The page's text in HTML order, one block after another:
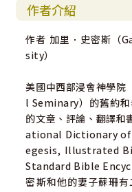
時代人說話中的一些超
更進一步幫助我們應
經書的一條新路線。
這是本人用過的釋經書
——張慕皚
前香港建道神學院榮譽
作者介紹
作者 加里．史密斯（
sity）
美國中西部浸會神學
l Seminary）的舊約
的文章、評論、翻譯
ational Dictionary of
egesis, Illustrated
Standard Bible
密斯和他的妻子蘇珊